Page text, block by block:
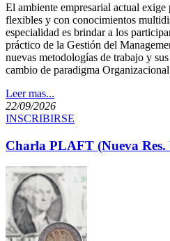
El ambiente empresarial actual exige
flexibles y con conocimientos
especialidad es brindar a los
práctico de la Gestión del
nuevas metodologías de trabajo y
cambio de paradigma
Leer mas...
22/09/2026
INSCRIBIRSE
Charla PLAFT (Nueva Res.